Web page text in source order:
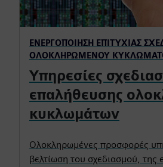
ΕΝΕΡΓΟΠΟΊΗΣΗ ΕΠΙΤΥΧΊΑΣ
ΟΛΟΚΛΗΡΩΜΈΝΟΥ
Υπηρεσίες
επαλήθευσης
κυκλωμάτων
Ολοκληρωμένες προσφορές
βελτίωση του σχεδιασμού, της